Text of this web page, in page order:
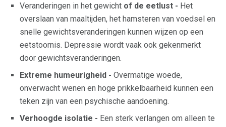
Veranderingen in het gewicht of de eetlust - Het
overslaan van maaltijden, het hamsteren van voedsel en
snelle gewichtsveranderingen kunnen wijzen op een
eetstoornis. Depressie wordt vaak ook gekenmerkt
door gewichtsveranderingen.
Extreme humeurigheid - Overmatige woede,
onverwacht wenen en hoge prikkelbaarheid kunnen een
teken zijn van een psychische aandoening.
Verhoogde isolatie - Een sterk verlangen om alleen te